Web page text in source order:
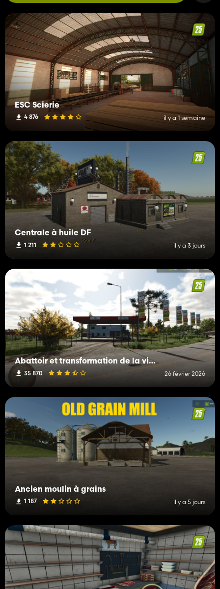
ESC Scierie
4 876 il y a 1 semaine
Centrale à huile DF
1 211 il y a 3 jours
Abattoir et transformation de la viande
35 870 26 février 2026
Ancien moulin à grains
1 187 il y a 5 jours